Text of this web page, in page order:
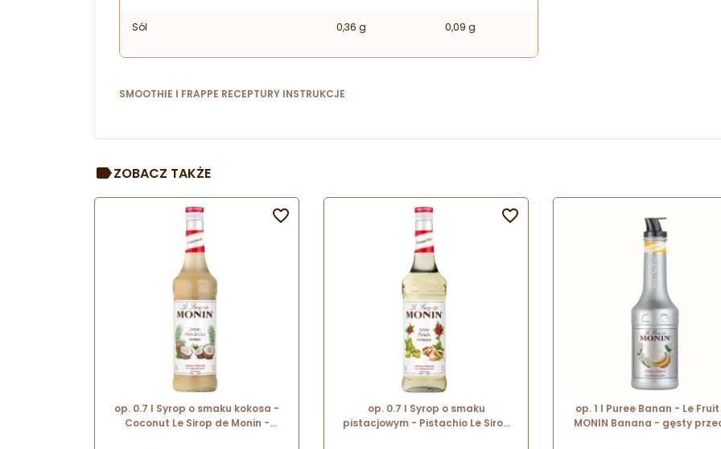
Sól 0,36 g 0,09 g
SMOOTHIE I FRAPPE RECEPTURY INSTRUKCJE
ZOBACZ TAKŻE
op. 0.7 l Syrop o smaku kokosa -
Coconut Le Sirop de Monin -

op. 0.7 l Syrop o smaku
pistacjowym - Pistachio Le Sirop

op. 1 l Puree Banan - Le
MONIN Banana - gęsty